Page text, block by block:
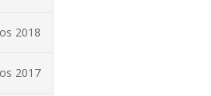
2018
2017